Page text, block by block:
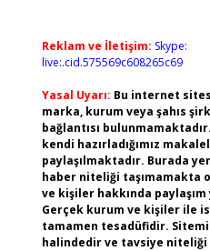
Reklam ve İletişim: Skype:
live:.cid.575569c608265c69
Yasal Uyarı: Bu internet
marka, kurum veya şahıs
bağlantısı
kendi hazırladığımız
paylaşılmaktadır. Burada
haber niteliği taşımamakta
ve kişiler hakkında
Gerçek kurum ve kişiler ile
tamamen tesadüfidir.
halindedir ve tavsiye niteliği